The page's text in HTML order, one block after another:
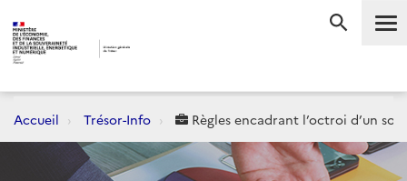
Accueil Trésor-Info Règles encadrant l’octroi d’un